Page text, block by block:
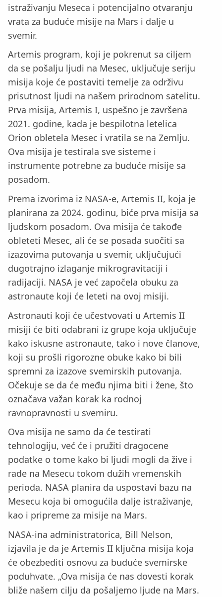
istraživanju Meseca i potencijalno otvaranju
vrata za buduće misije na Mars i dalje u
svemir.
Artemis program, koji je pokrenut sa ciljem
da se pošalju ljudi na Mesec, uključuje seriju
misija koje će postaviti temelje za održivu
prisutnost ljudi na našem prirodnom satelitu.
Prva misija, Artemis I, uspešno je završena
2021. godine, kada je bespilotna letelica
Orion obletela Mesec i vratila se na Zemlju.
Ova misija je testirala sve sisteme i
instrumente potrebne za buduće misije sa
posadom.
Prema izvorima iz NASA-e, Artemis II, koja je
planirana za 2024. godinu, biće prva misija sa
ljudskom posadom. Ova misija će takođe
obleteti Mesec, ali će se posada suočiti sa
izazovima putovanja u svemir, uključujući
dugotrajno izlaganje mikrogravitaciji i
radijaciji. NASA je već započela obuku za
astronaute koji će leteti na ovoj misiji.
Astronauti koji će učestvovati u Artemis II
misiji će biti odabrani iz grupe koja uključuje
kako iskusne astronaute, tako i nove članove,
koji su prošli rigorozne obuke kako bi bili
spremni za izazove svemirskih putovanja.
Očekuje se da će među njima biti i žene, što
označava važan korak ka rodnoj
ravnopravnosti u svemiru.
Ova misija ne samo da će testirati
tehnologiju, već će i pružiti dragocene
podatke o tome kako bi ljudi mogli da žive i
rade na Mesecu tokom dužih vremenskih
perioda. NASA planira da uspostavi bazu na
Mesecu koja bi omogućila dalje istraživanje,
kao i pripreme za misije na Mars.
NASA-ina administratorica, Bill Nelson,
izjavila je da je Artemis II ključna misija koja
će obezbediti osnovu za buduće svemirske
poduhvate. „Ova misija će nas dovesti korak
bliže našem cilju da pošaljemo ljude na Mars.